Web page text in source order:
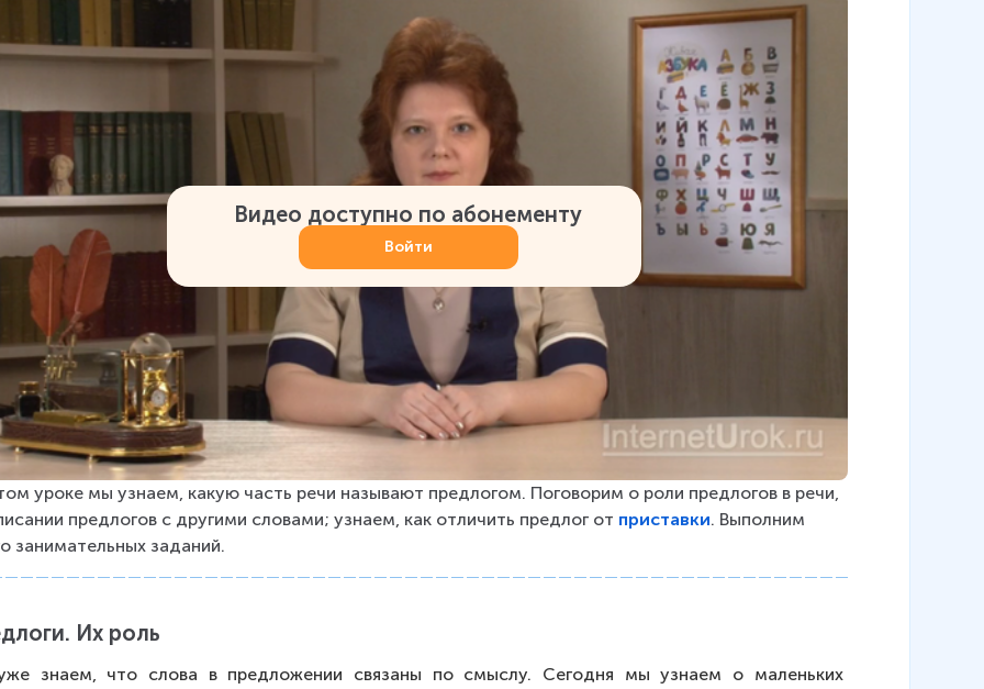
Видео доступно по абонементу
Войти
уроке мы узнаем, какую часть речи называют предлогом. Поговорим о роли предлогов в речи,
предлогов с другими словами; узнаем, как отличить предлог от приставки. Выполним
занимательных заданий.
Их роль
знаем, что слова в предложении связаны по смыслу. Сегодня мы узнаем о маленьких